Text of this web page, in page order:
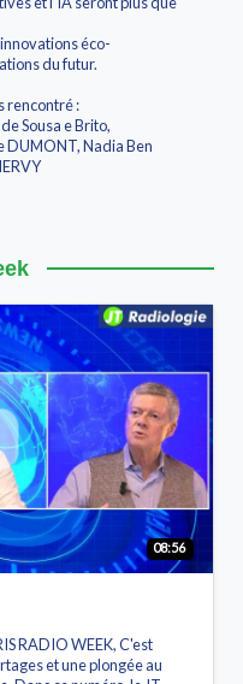
éco-
du futur.
rencontré :
Sousa e Brito,
DUMONT, Nadia Ben
08:56
RADIO WEEK, C'est
et une plongée au